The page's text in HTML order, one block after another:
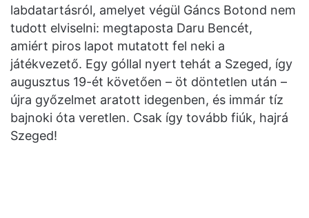
labdatartásról, amelyet végül Gáncs Botond nem
tudott elviselni: megtaposta Daru Bencét,
amiért piros lapot mutatott fel neki a
játékvezető. Egy góllal nyert tehát a Szeged, így
augusztus 19-ét követően – öt döntetlen után –
újra győzelmet aratott idegenben, és immár tíz
bajnoki óta veretlen. Csak így tovább fiúk, hajrá
Szeged!